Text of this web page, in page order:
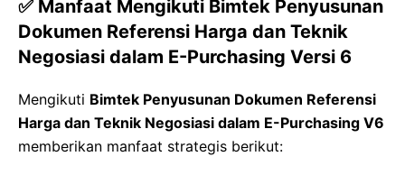
✅ Manfaat Mengikuti Bimtek Penyusunan
Dokumen Referensi Harga dan Teknik
Negosiasi dalam E-Purchasing Versi 6
Mengikuti Bimtek Penyusunan Dokumen Referensi
Harga dan Teknik Negosiasi dalam E-Purchasing V6
memberikan manfaat strategis berikut: